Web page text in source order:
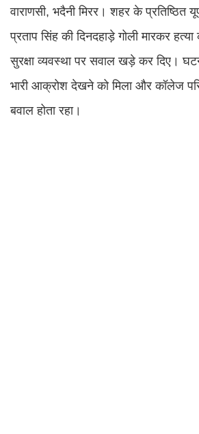
वाराणसी, भदैनी मिरर। शहर के प्रतिष्ठित
प्रताप सिंह की दिनदहाड़े गोली मारकर
सुरक्षा व्यवस्था पर सवाल खड़े कर दिए।
भारी आक्रोश देखने को मिला और कॉलेज
बवाल होता रहा।